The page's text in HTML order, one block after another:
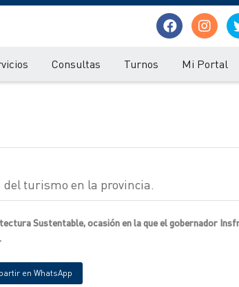
Consultas Turnos Mi Portal
turismo en la provincia.
Sustentable, ocasión en la que el gobernador
en WhatsApp